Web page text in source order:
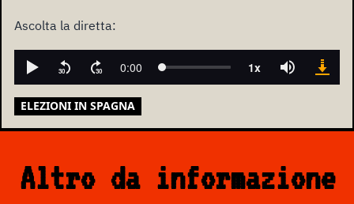
Ascolta la diretta:
ELEZIONI IN SPAGNA
Altro da informazione